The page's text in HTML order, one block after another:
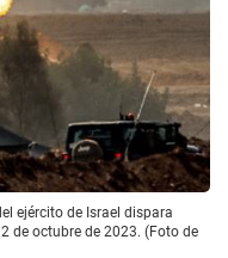
ejército de Israel dispara
de octubre de 2023. (Foto de